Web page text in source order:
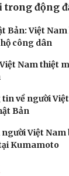
trong động
Bản: Việt
công dân
Nam thiệt
tin về người
Bản
người Việt
Kumamoto